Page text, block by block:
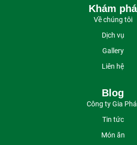
Khám phá
Về chúng tôi
Dịch vụ
Gallery
Liên hệ
Blog
Công ty Gia
Tin tức
Món ăn